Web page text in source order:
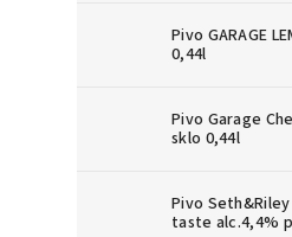
Pivo GARAGE
0,44l
Pivo Garage
sklo 0,44l
Pivo
taste alc.4,4%